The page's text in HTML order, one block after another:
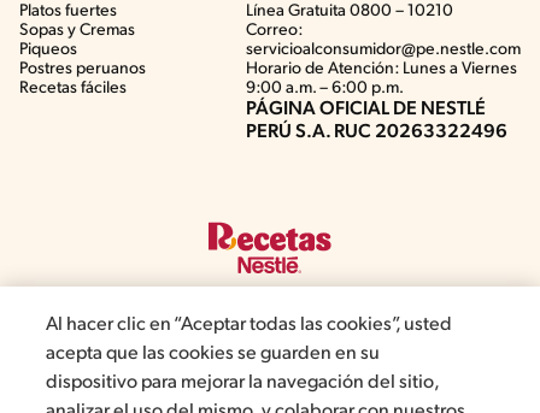
Platos fuertes
Sopas y Cremas
Piqueos
Postres peruanos
Recetas fáciles
Línea Gratuita 0800 – 10210
Correo:
servicioalconsumidor@pe.nestle.com
Horario de Atención: Lunes a Viernes
9:00 a.m. – 6:00 p.m.
PÁGINA OFICIAL DE NESTLÉ
PERÚ S.A. RUC 20263322496
©2019, Nestlé. Marcas registradas por Société del Produits Nestlé,
S.A. Vevey (Suiza)
Al hacer clic en “Aceptar todas las cookies”, usted
acepta que las cookies se guarden en su
dispositivo para mejorar la navegación del sitio,